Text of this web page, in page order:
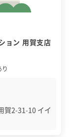
ョン 用賀支店
賀2-31-10 イイ